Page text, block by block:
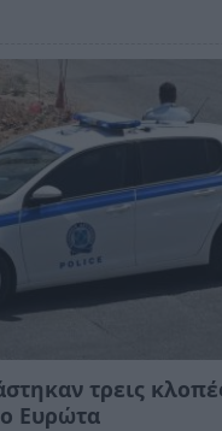
τρεις
Ευρώτα